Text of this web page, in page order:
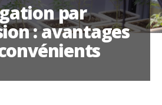
par
: avantages